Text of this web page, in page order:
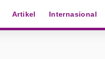
Artikel Internasional